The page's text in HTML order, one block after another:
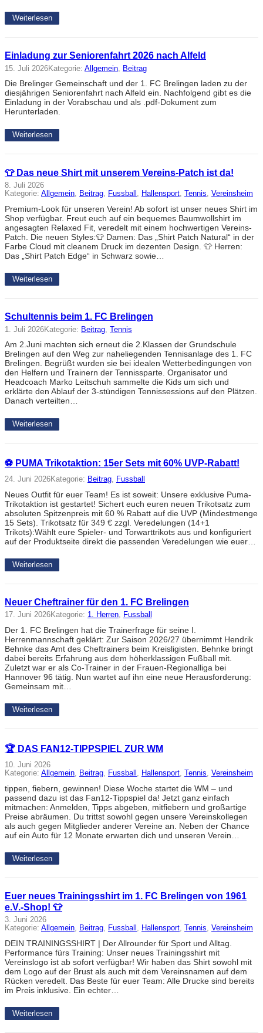
Weiterlesen
Einladung zur Seniorenfahrt 2026 nach Alfeld
15. Juli 2026Kategorie: Allgemein Beitrag
Die Brelinger Gemeinschaft und der 1. FC Brelingen laden zu der
diesjährigen Seniorenfahrt nach Alfeld ein. Nachfolgend gibt es die
Einladung in der Vorabschau und als .pdf-Dokument zum
Herunterladen.
Weiterlesen
👕 Das neue Shirt mit unserem Vereins-Patch ist da!
8. Juli 2026
Kategorie: Allgemein, Beitrag, Fussball , Hallensport, Tennis, Vereinsheim
Premium-Look für unseren Verein! Ab sofort ist unser neues Shirt im
Shop verfügbar. Freut euch auf ein bequemes Baumwollshirt im
angesagten Relaxed Fit, veredelt mit einem hochwertigen Vereins-
Patch. Die neuen Styles:👕 Damen: Das „Shirt Patch Natural“ in der
Farbe Cloud mit cleanem Druck im dezenten Design. 👕 Herren:
Das „Shirt Patch Edge“ in Schwarz sowie…
Weiterlesen
Schultennis beim 1. FC Brelingen
1. Juli 2026Kategorie: Beitrag Tennis
Am 2.Juni machten sich erneut die 2.Klassen der Grundschule
Brelingen auf den Weg zur naheliegenden Tennisanlage des 1. FC
Brelingen. Begrüßt wurden sie bei idealen Wetterbedingungen von
den Helfern und Trainern der Tennissparte. Organisator und
Headcoach Marko Leitschuh sammelte die Kids um sich und
erklärte den Ablauf der 3-stündigen Tennissessions auf den Plätzen.
Danach verteilten…
Weiterlesen
⚽ PUMA Trikotaktion: 15er Sets mit 60% UVP-Rabatt!
24. Juni 2026Kategorie: Beitrag, Fussball
Neues Outfit für euer Team! Es ist soweit: Unsere exklusive Puma-
Trikotaktion ist gestartet! Sichert euch euren neuen Trikotsatz zum
absoluten Spitzenpreis mit 60 % Rabatt auf die UVP (Mindestmenge
15 Sets). Trikotsatz für 349 € zzgl. Veredelungen (14+1
Trikots):Wählt eure Spieler- und Torwarttrikots aus und konfiguriert
auf der Produktseite direkt die passenden Veredelungen wie euer…
Weiterlesen
Neuer Cheftrainer für den 1. FC Brelingen
17. Juni 2026Kategorie: 1. Herren, Fussball
Der 1. FC Brelingen hat die Trainerfrage für seine I.
Herrenmannschaft geklärt: Zur Saison 2026/27 übernimmt Hendrik
Behnke das Amt des Cheftrainers beim Kreisligisten. Behnke bringt
dabei bereits Erfahrung aus dem höherklassigen Fußball mit.
Zuletzt war er als Co-Trainer in der Frauen-Regionalliga bei
Hannover 96 tätig. Nun wartet auf ihn eine neue Herausforderung:
Gemeinsam mit…
Weiterlesen
🏆 DAS FAN12-TIPPSPIEL ZUR WM
10. Juni 2026
Kategorie: Allgemein, Beitrag, Fussball , Hallensport, Tennis, Vereinsheim
tippen, fiebern, gewinnen! Diese Woche startet die WM – und
passend dazu ist das Fan12-Tippspiel da! Jetzt ganz einfach
mitmachen: Anmelden, Tipps abgeben, mitfiebern und großartige
Preise abräumen. Du trittst sowohl gegen unsere Vereinskollegen
als auch gegen Mitglieder anderer Vereine an. Neben der Chance
auf ein Auto für 12 Monate erwarten dich und unseren Verein…
Weiterlesen
Euer neues Trainingsshirt im 1. FC Brelingen von 1961
e.V.-Shop! 👕
3. Juni 2026
Kategorie: Allgemein, Beitrag, Fussball , Hallensport, Tennis, Vereinsheim
DEIN TRAININGSSHIRT | Der Allrounder für Sport und Alltag.
Performance fürs Training: Unser neues Trainingsshirt mit
Vereinslogo ist ab sofort verfügbar! Wir haben das Shirt sowohl mit
dem Logo auf der Brust als auch mit dem Vereinsnamen auf dem
Rücken veredelt. Das Beste für euer Team: Alle Drucke sind bereits
im Preis inklusive. Ein echter…
Weiterlesen